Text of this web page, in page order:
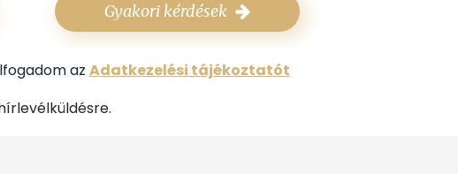
Gyakori kérdések
az Adatkezelési tájékoztatót